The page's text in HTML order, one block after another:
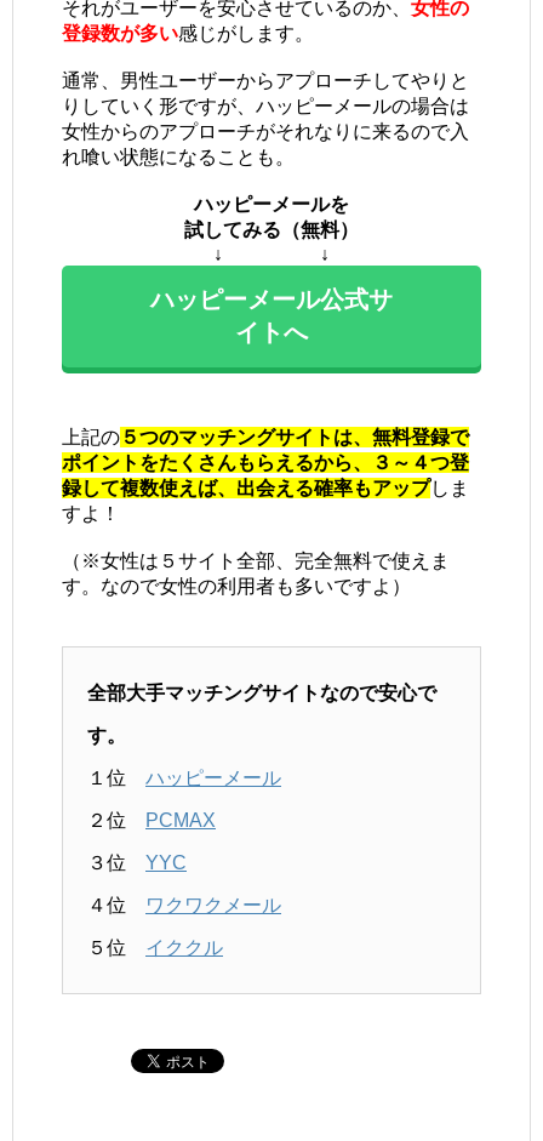
それがユーザーを安心させているのか、 女性の
登録数が多い感じがします。
通常、男性ユーザーからアプローチしてやりと
りしていく形ですが、ハッピーメールの場合は
女性からのアプローチがそれなりに来るので入
れ喰い状態になることも。
ハッピーメールを
試してみる（無料）
↓ ↓
ハッピーメール公式サ
イトへ
上記の ５つのマッチングサイトは、無料登録で
ポイントをたくさんもらえるから、３～４つ登
録して複数使えば、出会える確率もアップしま
すよ！
（※女性は５サイト全部、完全無料で使えま
す。なので女性の利用者も多いですよ）
全部大手マッチングサイトなので安心で
す。
１位 ハッピーメール
２位 PCMAX
３位 YYC
４位 ワクワクメール
５位 イククル